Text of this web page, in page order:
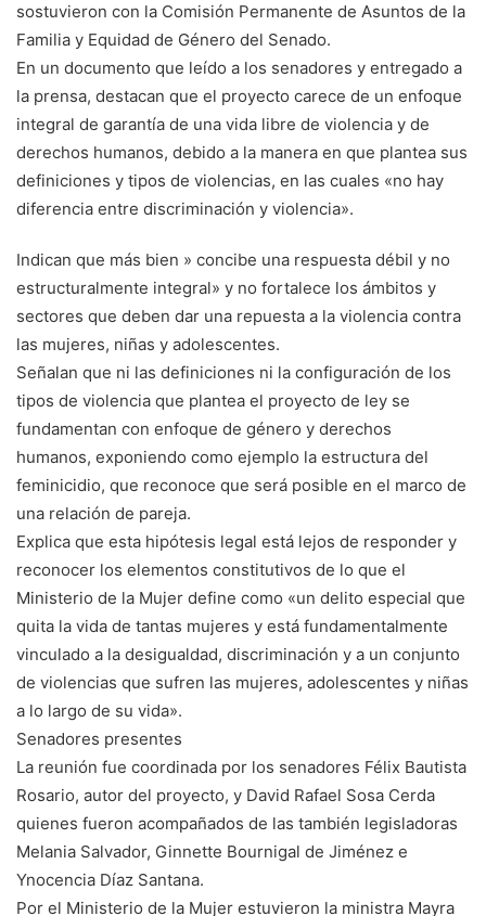
sostuvieron con la Comisión Permanente de Asuntos de la
Familia y Equidad de Género del Senado.
En un documento que leído a los senadores y entregado a
la prensa, destacan que el proyecto carece de un enfoque
integral de garantía de una vida libre de violencia y de
derechos humanos, debido a la manera en que plantea sus
definiciones y tipos de violencias, en las cuales «no hay
diferencia entre discriminación y violencia».
Indican que más bien » concibe una respuesta débil y no
estructuralmente integral» y no fortalece los ámbitos y
sectores que deben dar una repuesta a la violencia contra
las mujeres, niñas y adolescentes.
Señalan que ni las definiciones ni la configuración de los
tipos de violencia que plantea el proyecto de ley se
fundamentan con enfoque de género y derechos
humanos, exponiendo como ejemplo la estructura del
feminicidio, que reconoce que será posible en el marco de
una relación de pareja.
Explica que esta hipótesis legal está lejos de responder y
reconocer los elementos constitutivos de lo que el
Ministerio de la Mujer define como «un delito especial que
quita la vida de tantas mujeres y está fundamentalmente
vinculado a la desigualdad, discriminación y a un conjunto
de violencias que sufren las mujeres, adolescentes y niñas
a lo largo de su vida».
Senadores presentes
La reunión fue coordinada por los senadores Félix Bautista
Rosario, autor del proyecto, y David Rafael Sosa Cerda
quienes fueron acompañados de las también legisladoras
Melania Salvador, Ginnette Bournigal de Jiménez e
Ynocencia Díaz Santana.
Por el Ministerio de la Mujer estuvieron la ministra Mayra